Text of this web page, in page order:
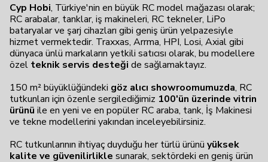
Cyp Hobi, Türkiye'nin en büyük RC model mağazası olarak;
RC arabalar, tanklar, iş makineleri, RC tekneler, LiPo
bataryalar ve şarj cihazları gibi geniş ürün yelpazesiyle
hizmet vermektedir. Traxxas, Arrma, HPI, Losi, Axial gibi
dünyaca ünlü markaların yetkili satıcısı olarak, bu modellere
özel teknik servis desteği de sağlamaktayız.
150 m² büyüklüğündeki göz alıcı showroomumuzda, RC
tutkunları için özenle sergilediğimiz 100'ün üzerinde vitrin
ürünü ile en yeni ve en popüler RC araba, tank, İş Makinesi
ve tekne modellerini yakından inceleyebilirsiniz.
RC tutkunlarının ihtiyaç duyduğu her türlü ürünü yüksek
kalite ve güvenilirlikle sunarak, sektördeki en geniş ürün